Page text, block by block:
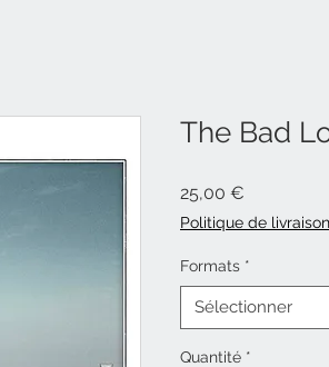
The Bad
25,00 €
Politique de livraison
Formats *
Sélectionner
Quantité *